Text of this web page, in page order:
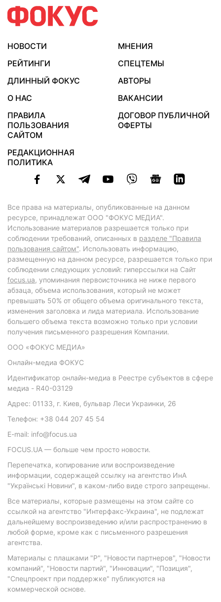
НОВОСТИ
МНЕНИЯ
РЕЙТИНГИ
СПЕЦТЕМЫ
ДЛИННЫЙ ФОКУС
АВТОРЫ
О НАС
ВАКАНСИИ
ПРАВИЛА
ПОЛЬЗОВАНИЯ
САЙТОМ
ДОГОВОР ПУБЛИЧНОЙ
ОФЕРТЫ
РЕДАКЦИОННАЯ
ПОЛИТИКА
Все права на материалы, опубликованные на данном
ресурсе, принадлежат ООО "ФОКУС МЕДИА".
Использование материалов разрешается только при
соблюдении требований, описанных в разделе "Правила
пользования сайтом". Использовать информацию,
размещенную на данном ресурсе, разрешается только при
соблюдении следующих условий: гиперссылки на Сайт
focus.ua, упоминания первоисточника не ниже первого
абзаца, объема использования, который не может
превышать 50% от общего объема оригинального текста,
изменения заголовка и лида материала. Использование
большего объема текста возможно только при условии
получения письменного разрешения Компании.
ООО «ФОКУС МЕДИА»
Онлайн-медиа ФОКУС
Идентификатор онлайн-медиа в Реестре субъектов в сфере
медиа - R40-03129
Адрес: 01133, г. Киев, бульвар Леси Украинки, 26
Телефон: +38 044 207 45 54
E-mail: info@focus.ua
FOCUS.UA — больше чем просто новости.
Перепечатка, копирование или воспроизведение
информации, содержащей ссылку на агентство ИнА
"Українські Новини", в каком-либо виде строго запрещены.
Все материалы, которые размещены на этом сайте со
ссылкой на агентство "Интерфакс-Украина", не подлежат
дальнейшему воспроизведению и/или распространению в
любой форме, кроме как с письменного разрешения
агентства.
Материалы с плашками "Р", "Новости партнеров", "Новости
компаний", "Новости партий", "Инновации", "Позиция",
"Спецпроект при поддержке" публикуются на
коммерческой основе.